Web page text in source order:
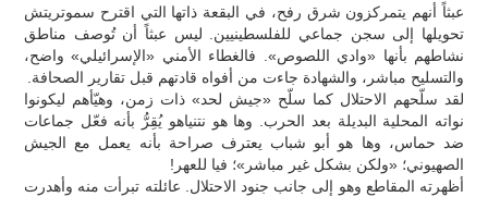
عبثاً أنهم يتمركزون شرق رفح، في البقعة ذاتها التي اقترح سموتريتش
تحويلها إلى سجن جماعي للفلسطينيين. ليس عبثاً أن تُوصف مناطق
نشاطهم بأنها «وادي اللصوص». فالغطاء الأمني «الإسرائيلي» واضح،
والتسليح مباشر، والشهادة جاءت من أفواه قادتهم قبل تقارير الصحافة.
لقد سلّحهم الاحتلال كما سلّح «جيش لحد» ذات زمن، وهيّأهم ليكونوا
نواته المحلية البديلة بعد الحرب. وها هو نتنياهو يُقِرُّ بأنه فعّل جماعات
ضد حماس، وها هو أبو شباب يعترف صراحة بأنه يعمل مع الجيش
الصهيوني؛ «ولكن بشكل غير مباشر»؛ فيا للعهر!
أظهرته المقاطع وهو إلى جانب جنود الاحتلال. عائلته تبرأت منه وأهدرت